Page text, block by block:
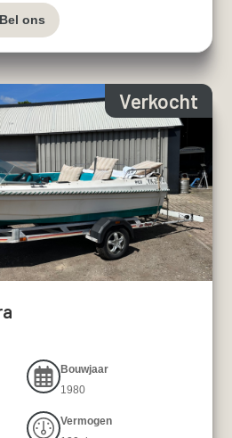
Bel ons
Verkocht
Bouwjaar
1980
Vermogen